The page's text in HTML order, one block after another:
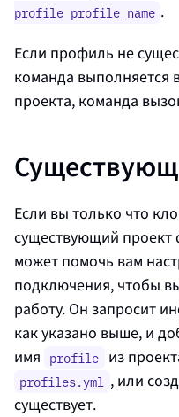
profile profile_name .
Если профиль не
команда выполняется
проекта, команда
Если вы только что
существующий проект
может помочь вам
подключения, чтобы
работу. Он запросит
как указано выше, и
имя profile из
profiles.yml , или
существует.